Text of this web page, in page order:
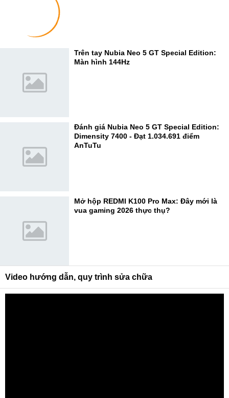
Trên tay Nubia Neo 5 GT Special Edition:
Màn hình 144Hz
Đánh giá Nubia Neo 5 GT Special Edition:
Dimensity 7400 - Đạt 1.034.691 điểm
AnTuTu
Mở hộp REDMI K100 Pro Max: Đây mới là
vua gaming 2026 thực thụ?
Video hướng dẫn, quy trình sửa chữa